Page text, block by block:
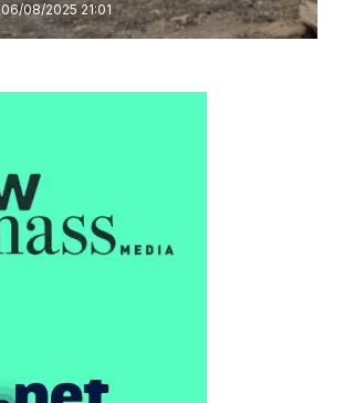
06/08/2025 21:01